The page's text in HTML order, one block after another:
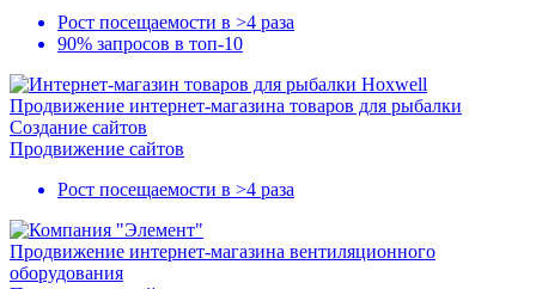
Рост посещаемости в >4 раза
90% запросов в топ-10
Продвижение интернет-магазина товаров для рыбалки
Создание сайтов
Продвижение сайтов
Рост посещаемости в >4 разa
Продвижение интернет-магазина вентиляционного
оборудования